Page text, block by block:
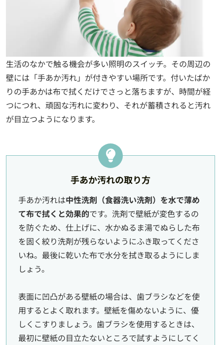
生活のなかで触る機会が多い照明のスイッチ。その周辺の
壁には「手あか汚れ」が付きやすい場所です。付いたばか
りの手あかは布で拭くだけでさっと落ちますが、時間が経
つにつれ、頑固な汚れに変わり、それが蓄積されると汚れ
が目立つようになります。
手あか汚れの取り方
手あか汚れは中性洗剤（食器洗い洗剤）を水で薄め
て布で拭くと効果的です。洗剤で壁紙が変色するの
を防ぐため、仕上げに、水かぬるま湯でぬらした布
を固く絞り洗剤が残らないようにふき取ってくださ
いね。最後に乾いた布で水分を拭き取るようにしま
しょう。
表面に凹凸がある壁紙の場合は、歯ブラシなどを使
用するとよく取れます。壁紙を傷めないように、優
しくこすりましょう。歯ブラシを使用するときは、
最初に壁紙の目立たないところで試すようにしてく